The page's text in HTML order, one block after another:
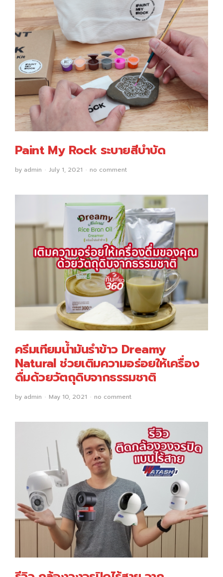
Paint My Rock ระบายสีบำบัด
by admin July 1, 2021 no comment
ครีมเทียมน้ำมันรำข้าว Dreamy
Natural ช่วยเติมความอร่อยให้เครื่อง
ดื่มด้วยวัตถุดิบจากธรรมชาติ
by admin May 10, 2021 no comment